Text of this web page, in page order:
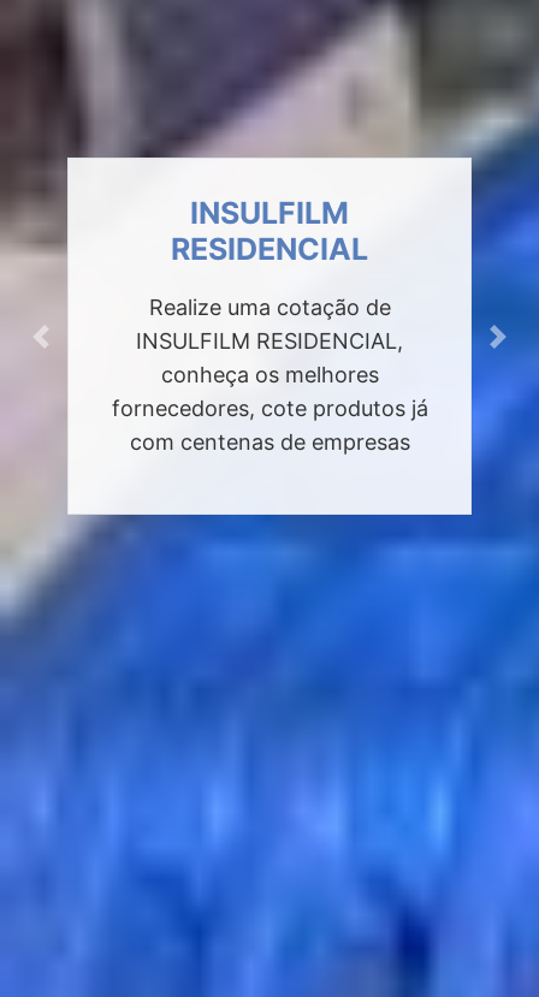
INSULFILM
RESIDENCIAL
Realize uma cotação de
INSULFILM RESIDENCIAL,
conheça os melhores
fornecedores, cote produtos já
com centenas de empresas
Previous Next